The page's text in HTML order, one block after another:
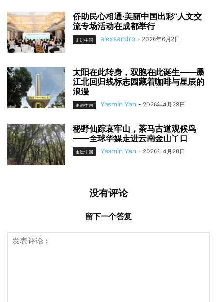
侨助民心相通·美丽中国出彩”人文交
流专场活动在成都举行
走进中国 alexsandro - 2026年6月2日
太阳在此转身，双胞在此诞生——墨
江北回归线标志园藏着咖啡与星辰的
浪漫
走进中国 Yasmin Yan - 2026年4月28日
秘野仙踪哀牢山，茶马古道观候鸟
——全球华媒走进云南金山丫口
走进中国 Yasmin Yan - 2026年4月28日
没有评论
留下一个答复